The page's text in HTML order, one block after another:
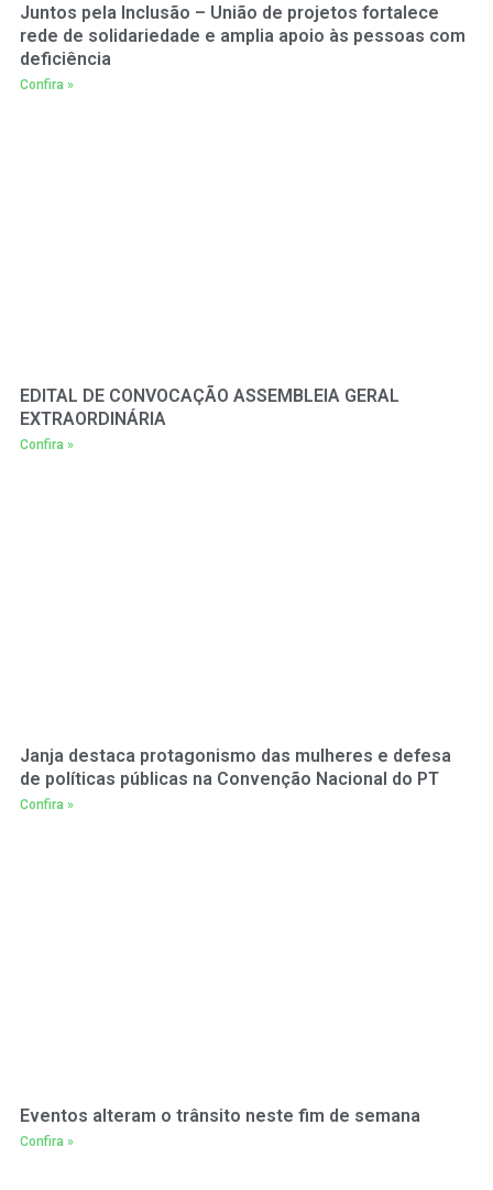
Juntos pela Inclusão – União de projetos fortalece
rede de solidariedade e amplia apoio às pessoas com
deficiência
Confira »
EDITAL DE CONVOCAÇÃO ASSEMBLEIA GERAL
EXTRAORDINÁRIA
Confira »
Janja destaca protagonismo das mulheres e defesa
de políticas públicas na Convenção Nacional do PT
Confira »
Eventos alteram o trânsito neste fim de semana
Confira »